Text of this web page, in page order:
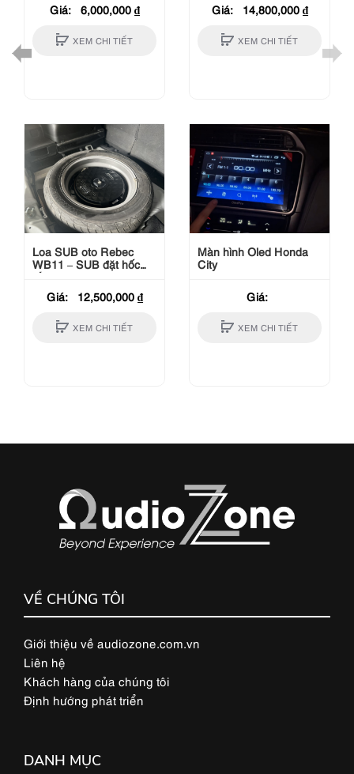
Giá:
6,000,000 ₫
XEM CHI TIẾT
Loa SUB oto Rebec
WB11 – SUB đặt hốc
lốp xe hơi – 620W
Giá:
12,500,000 ₫
XEM CHI TIẾT
Giá: 14,800,000 ₫
XEM CHI TIẾT
Màn hình Oled Honda
City
Giá:
XEM CHI TIẾT
VỀ CHÚNG TÔI
Giới thiệu về audiozone.com.vn
Liên hệ
Khách hàng của chúng tôi
Định hướng phát triển
DANH MỤC